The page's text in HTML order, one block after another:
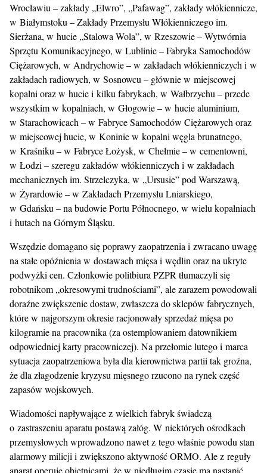
Wrocławiu – zakłady „Elwro”, „Pafawag”, zakłady włókiennicze,
w Białymstoku – Zakłady Przemysłu Włókienniczego im.
Sierżana, w hucie „Stalowa Wola”, w Rzeszowie – Wytwórnia
Sprzętu Komunikacyjnego, w Lublinie – Fabryka Samochodów
Ciężarowych, w Andrychowie – w zakładach włókienniczych i w
zakładach radiowych, w Sosnowcu – głównie w miejscowej
kopalni oraz w hucie i kilku fabrykach, w Wałbrzychu – przede
wszystkim w kopalniach, w Głogowie – w hucie aluminium,
w Starachowicach – w Fabryce Samochodów Ciężarowych oraz
w miejscowej hucie, w Koninie w kopalni węgla brunatnego,
w Kraśniku – w Fabryce Łożysk, w Chełmie – w cementowni,
w Łodzi – szeregu zakładów włókienniczych i w zakładach
mechanicznych im. Strzelczyka, w „Ursusie” pod Warszawą,
w Żyrardowie – w Zakładach Przemysłu Lniarskiego,
w Gdańsku – na budowie Portu Północnego, w wielu kopalniach
i hutach na Górnym Śląsku.
Wszędzie domagano się poprawy zaopatrzenia i zwracano uwagę
na stałe opóźnienia w dostawach mięsa i wędlin oraz na ukryte
podwyżki cen. Członkowie politbiura PZPR tłumaczyli się
robotnikom „okresowymi trudnościami”, ale zarazem powodowali
doraźne zwiększenie dostaw, zwłaszcza do sklepów fabrycznych,
które w najgorszym okresie racjonowały sprzedaż mięsa po
kilogramie na pracownika (za ostemplowaniem datownikiem
odpowiedniej karty pracowniczej). Na przełomie lutego i marca
sytuacja zaopatrzeniowa była dla kierownictwa partii tak groźna,
że dla złagodzenie kryzysu mięsnego rzucono na rynek część
zapasów wojskowych.
Wiadomości napływające z wielkich fabryk świadczą
o zastraszeniu aparatu postawą załóg. W niektórych ośrodkach
przemysłowych wprowadzono nawet z tego właśnie powodu stan
alarmowy milicji i zwiększono aktywność ORMO. Ale z reguły
aparat operuje obietnicami, że w niedługim czasie ma nastąpić